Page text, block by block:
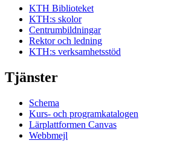
KTH Biblioteket
KTH:s skolor
Centrumbildningar
Rektor och ledning
KTH:s verksamhetsstöd
Tjänster
Schema
Kurs- och programkatalogen
Lärplattformen Canvas
Webbmejl